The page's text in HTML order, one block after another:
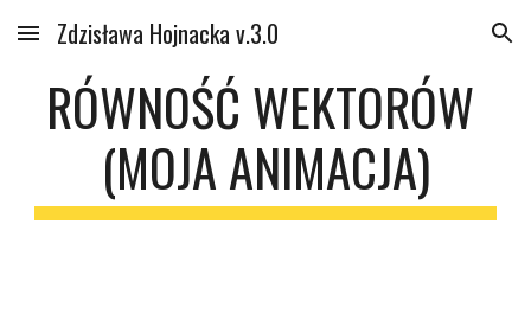
Skip to main content Skip to navigation
Zdzisława Hojnacka v.3.0
RÓWNOŚĆ WEKTORÓW
(MOJA ANIMACJA)